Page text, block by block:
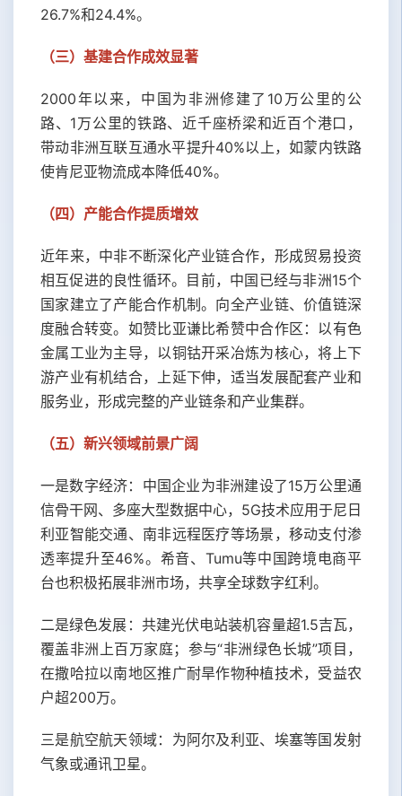
26.7%和24.4%。
（三）基建合作成效显著
2000年以来，中国为非洲修建了10万公里的公
路、1万公里的铁路、近千座桥梁和近百个港口，
带动非洲互联互通水平提升40%以上，如蒙内铁路
使肯尼亚物流成本降低40%。
（四） 产能合作提质增效
近年来，中非不断深化产业链合作，形成贸易投资
相互促进的良性循环。目前，中国已经与非洲15个
国家建立了产能合作机制。向全产业链、价值链深
度融合转变。如赞比亚谦比希赞中合作区：以有色
金属工业为主导，以铜钴开采冶炼为核心，将上下
游产业有机结合，上延下伸，适当发展配套产业和
服务业，形成完整的产业链条和产业集群。
（五） 新兴领域前景广阔
一是数字经济：中国企业为非洲建设了15万公里通
信骨干网、多座大型数据中心，5G技术应用于尼日
利亚智能交通、南非远程医疗等场景，移动支付渗
透率提升至46%。希音、Tumu等中国跨境电商平
台也积极拓展非洲市场，共享全球数字红利。
二是绿色发展：共建光伏电站装机容量超1.5吉瓦，
覆盖非洲上百万家庭；参与“非洲绿色长城”项目，
在撒哈拉以南地区推广耐旱作物种植技术，受益农
户超200万。
三是航空航天领域：为阿尔及利亚、埃塞等国发射
气象或通讯卫星。